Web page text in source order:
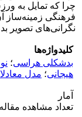
چرا که تمایل به
فرهنگی زمینه‌ساز
نگرانی‌های تصویر
کلیدواژه‌ها
بدشکلی هراسی؛
هیجانی؛ مدل
آمار
تعداد مشاهده مقاله: